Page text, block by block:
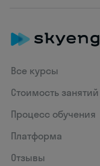
Все курсы
Стоимость занятий
Процесс обучения
Платформа
Отзывы